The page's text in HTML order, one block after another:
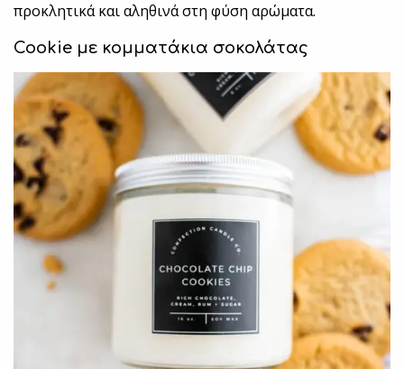
προκλητικά και αληθινά στη φύση αρώματα.
Cookie με κομματάκια σοκολάτας